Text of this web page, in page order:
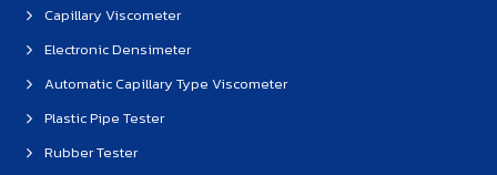
Capillary Viscometer
Electronic Densimeter
Automatic Capillary Type Viscometer
Plastic Pipe Tester
Rubber Tester